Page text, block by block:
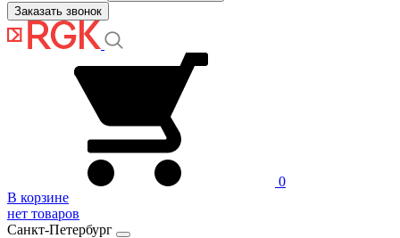
Заказать звонок
0
В корзине
нет товаров
Санкт-Петербург